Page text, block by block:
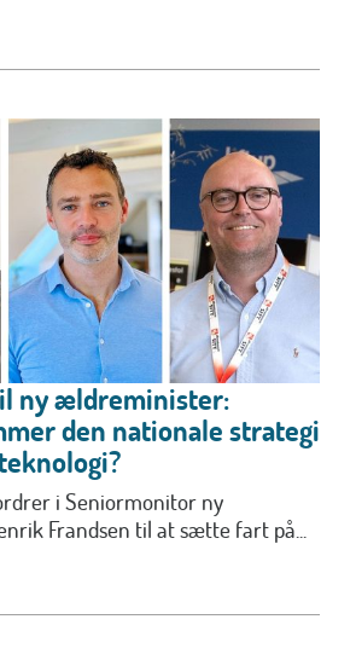
ny ældreminister:
den nationale strategi
i Seniormonitor ny
Frandsen til at sætte fart på...